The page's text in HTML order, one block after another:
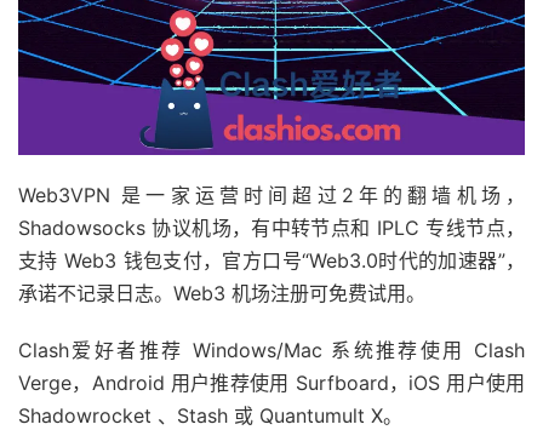
Web3VPN 是一家运营时间超过2年的翻墙机场，
Shadowsocks 协议机场，有中转节点和 IPLC 专线节点，
支持 Web3 钱包支付，官方口号“Web3.0时代的加速器”，
承诺不记录日志。Web3 机场注册可免费试用。
Clash爱好者推荐 Windows/Mac 系统推荐使用 Clash
Verge，Android 用户推荐使用 Surfboard，iOS 用户使用
Shadowrocket 、Stash 或 Quantumult X。